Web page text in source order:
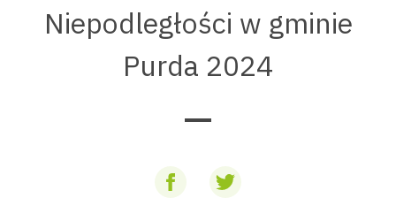
Niepodległości w gminie
Purda 2024